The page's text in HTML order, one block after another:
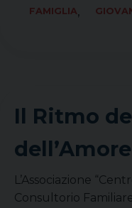
FAMIGLIA,
Il Ritmo
dell’Amore
L’Associazione
Consultorio